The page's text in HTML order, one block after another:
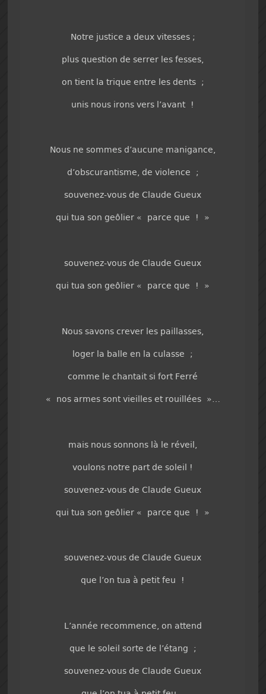
Notre justice a deux vitesses ;
plus question de serrer les fesses,
on tient la trique entre les dents ;
unis nous irons vers l’avant !
Nous ne sommes d’aucune manigance,
d’obscurantisme, de violence ;
souvenez-vous de Claude Gueux
qui tua son geôlier « parce que ! »
souvenez-vous de Claude Gueux
qui tua son geôlier « parce que ! »
Nous savons crever les paillasses,
loger la balle en la culasse ;
comme le chantait si fort Ferré
« nos armes sont vieilles et rouillées »…
mais nous sonnons là le réveil,
voulons notre part de soleil !
souvenez-vous de Claude Gueux
qui tua son geôlier « parce que ! »
souvenez-vous de Claude Gueux
que l’on tua à petit feu !
L’année recommence, on attend
que le soleil sorte de l’étang ;
souvenez-vous de Claude Gueux